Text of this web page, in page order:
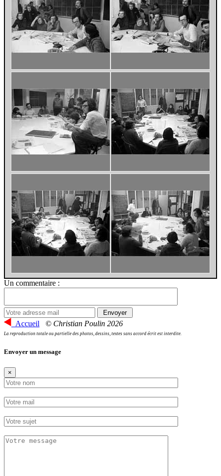
Un commentaire :
Accueil © Christian Poulin 2026
La reproduction totale ou partielle des photos, dessins, textes sans accord écrit est interdite.
Envoyer un message
×